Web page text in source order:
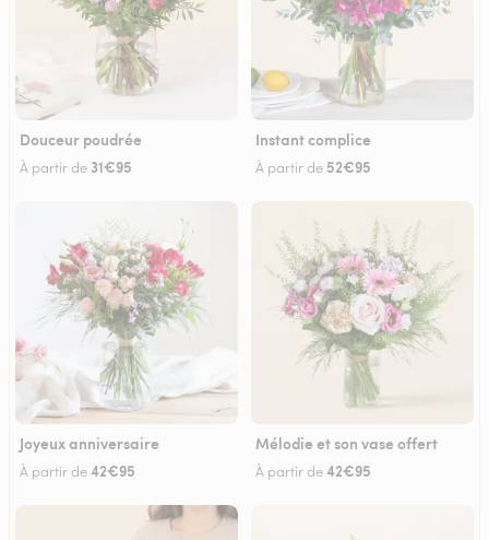
Douceur poudrée
À partir de 31€95
Instant complice
À partir de 52€95
Joyeux anniversaire
À partir de42€95
Mélodie et son vase offert
À partir de42€95